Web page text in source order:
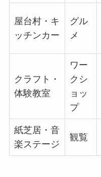
屋台村・キ
ッチンカー
グル
メ
クラフト・
体験教室
ワー
クシ
ョッ
プ
紙芝居・音
楽ステージ
観覧